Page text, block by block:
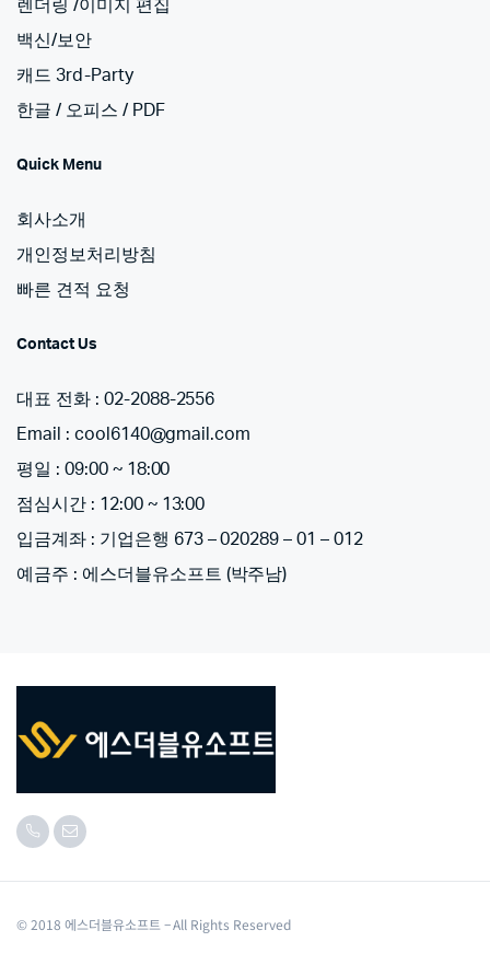
렌더링 /이미지 편집
백신/보안
캐드 3rd-Party
한글 / 오피스 / PDF
Quick Menu
회사소개
개인정보처리방침
빠른 견적 요청
Contact Us
대표 전화 : 02-2088-2556
Email : cool6140@gmail.com
평일 : 09:00 ~ 18:00
점심시간 : 12:00 ~ 13:00
입금계좌 : 기업은행 673 – 020289 – 01 – 012
예금주 : 에스더블유소프트 (박주남)
© 2018 에스더블유소프트 – All Rights Reserved